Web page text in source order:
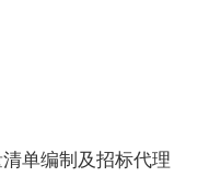
单编制及招标代理